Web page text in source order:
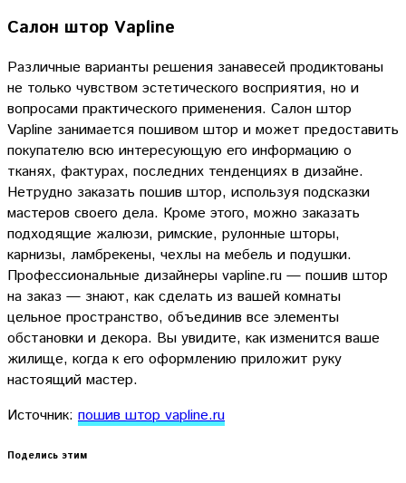
Салон штор Vapline
Различные варианты решения занавесей продиктованы
не только чувством эстетического восприятия, но и
вопросами практического применения. Салон штор
Vapline занимается пошивом штор и может предоставить
покупателю всю интересующую его информацию о
тканях, фактурах, последних тенденциях в дизайне.
Нетрудно заказать пошив штор, используя подсказки
мастеров своего дела. Кроме этого, можно заказать
подходящие жалюзи, римские, рулонные шторы,
карнизы, ламбрекены, чехлы на мебель и подушки.
Профессиональные дизайнеры vapline.ru — пошив штор
на заказ — знают, как сделать из вашей комнаты
цельное пространство, объединив все элементы
обстановки и декора. Вы увидите, как изменится ваше
жилище, когда к его оформлению приложит руку
настоящий мастер.
Источник: пошив штор vapline.ru
Поделись этим